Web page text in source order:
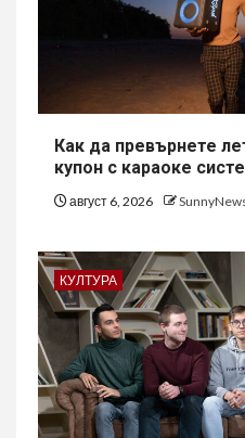
Как да превърнете
купон с караоке
август 6, 2026
КУЛТУРА